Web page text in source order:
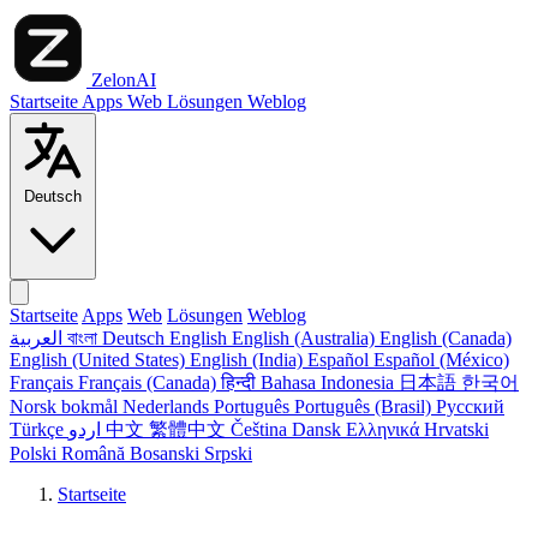
ZelonAI
Startseite Apps Web Lösungen Weblog
Deutsch
Startseite Apps Web Lösungen Weblog
বাংলা Deutsch English English (Australia) English (Canada)
English (United States) English (India) Español Español (México)
Français Français (Canada)हिन्दी Bahasa Indonesia 日本語 한국어
Norsk bokmål Nederlands Português Português (Brasil) Русский
Türkçe
中文 繁體中文 Čeština Dansk Ελληνικά Hrvatski
Polski Română Bosanski Srpski
Startseite